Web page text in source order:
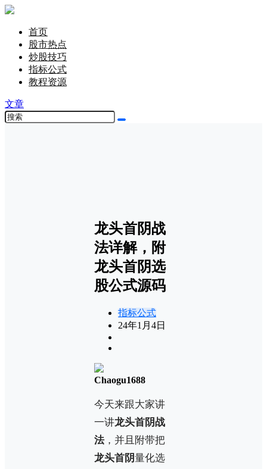
首页
股市热点
炒股技巧
指标公式
教程资源
文章
龙头首阴战
法详解，附
龙头首阴选
股公式源码
指标公式
24年1月4日
Chaogu1688
今天来跟大家讲
一讲龙头首阴战
法 ，并且附带把
龙头首阴量化选